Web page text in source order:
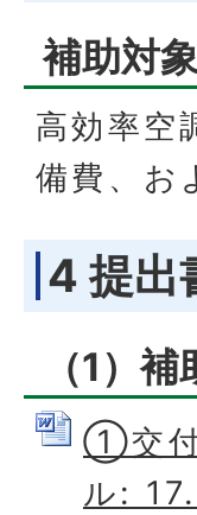
補助対
高効率空
備費、お
4 提出
（1）
①交付
ル: